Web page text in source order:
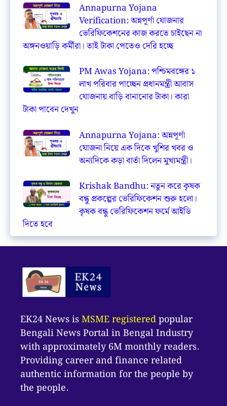
Annapurna Yojana
Verification: অন্নপূর্ণা যোজনার
ভেরিফিকেশনের কাজ করতে চাইছেন না
অঙ্গনওয়াড়ি কর্মীরা। তাই টাকা পেতেও দেরি হচ্ছে
PM Awas Yojana: পশ্চিমবঙ্গের ১
লাখ পরিবার পাচ্ছেন প্রধানমন্ত্রী আবাস
যোজনায় বাড়ি বানানোর টাকা। কারা
টাকা পাবেন দেখুন
Annapurna Yojana: অন্নপূর্ণা
যোজনা নিয়ে এক দিকে খুশির খবর ও
অন্যদিকে কড়া বার্তা দিলেন মুখ্যমন্ত্রী।
Krishak Bandhu: নতুন করে কৃষক
বন্ধু প্রকল্পের ভেরিফিকেশন শুরু হলো।
কৃষক বন্ধু ভেরিফিকেশন ফর্মে আইডি
দিতে হবে
EK24 News isMSME registeredpopular
Bengali News Portal in Bengal Industry
with approximately 6M monthly readers.
Providing career and finance related
authentic information for the people by
the people.